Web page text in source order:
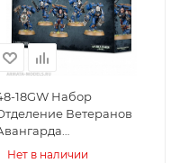
18GW Набор
Ветеранов
Космодесанта (Space
Нет в наличии